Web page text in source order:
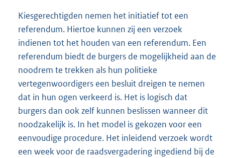
Kiesgerechtigden nemen het initiatief tot een
referendum. Hiertoe kunnen zij een verzoek
indienen tot het houden van een referendum. Een
referendum biedt de burgers de mogelijkheid aan de
noodrem te trekken als hun politieke
vertegenwoordigers een besluit dreigen te nemen
dat in hun ogen verkeerd is. Het is logisch dat
burgers dan ook zelf kunnen beslissen wanneer dit
noodzakelijk is. In het model is gekozen voor een
eenvoudige procedure. Het inleidend verzoek wordt
een week voor de raadsvergadering ingediend bij de